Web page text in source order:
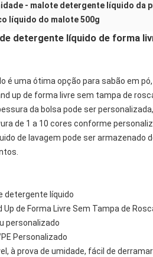
- malote detergente líquido da
líquido do malote 500g
detergente líquido de forma
é uma ótima opção para sabão em
up de forma livre sem tampa de
da bolsa pode ser
de 1 a 10 cores conforme
de lavagem pode ser
detergente líquido
de Forma Livre Sem Tampa de
personalizado
Personalizado
à prova de umidade, fácil de derramar